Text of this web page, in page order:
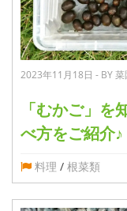
2023年11月18日 - BY
「むかご」
べ方をご紹介♪
料理 / 根菜類